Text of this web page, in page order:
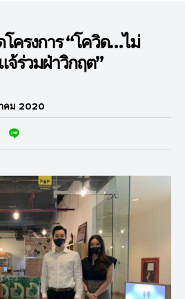
ครงการ “โควิด…ไม่
จ้ร่วมฝ่าวิกฤต”
คม 2020